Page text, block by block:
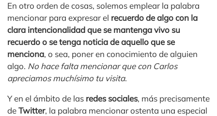
En otro orden de cosas, solemos emplear la palabra
mencionar para expresar el recuerdo de algo con la
clara intencionalidad que se mantenga vivo su
recuerdo o se tenga noticia de aquello que se
menciona, o sea, poner en conocimiento de alguien
algo. No hace falta mencionar que con Carlos
apreciamos muchísimo tu visita.
Y en el ámbito de las redes sociales, más precisamente
deTwitter, la palabra mencionar ostenta una especial